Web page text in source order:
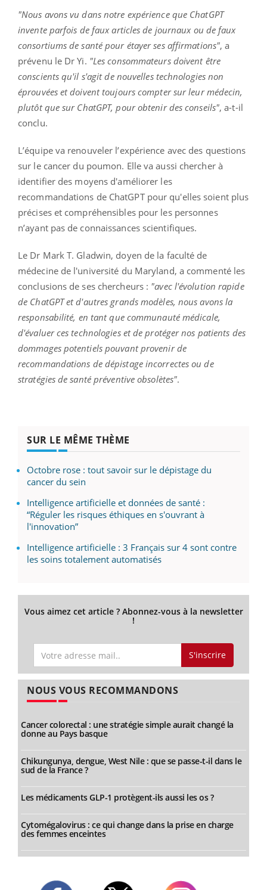
"Nous avons vu dans notre expérience que ChatGPT
invente parfois de faux articles de journaux ou de faux
consortiums de santé pour étayer ses affirmations", a
prévenu le Dr Yi. "Les consommateurs doivent être
conscients qu'il s'agit de nouvelles technologies non
éprouvées et doivent toujours compter sur leur médecin,
plutôt que sur ChatGPT, pour obtenir des conseils", a-t-il
conclu.
L’équipe va renouveler l’expérience avec des questions
sur le cancer du poumon. Elle va aussi chercher à
identifier des moyens d'améliorer les
recommandations de ChatGPT pour qu'elles soient plus
précises et compréhensibles pour les personnes
n’ayant pas de connaissances scientifiques.
Le Dr Mark T. Gladwin, doyen de la faculté de
médecine de l'université du Maryland, a commenté les
conclusions de ses chercheurs : "avec l'évolution rapide
de ChatGPT et d'autres grands modèles, nous avons la
responsabilité, en tant que communauté médicale,
d'évaluer ces technologies et de protéger nos patients des
dommages potentiels pouvant provenir de
recommandations de dépistage incorrectes ou de
stratégies de santé préventive obsolètes".
SUR LE MÊME THÈME
Octobre rose : tout savoir sur le dépistage du
cancer du sein
Intelligence artificielle et données de santé :
“Réguler les risques éthiques en s'ouvrant à
l'innovation”
Intelligence artificielle : 3 Français sur 4 sont contre
les soins totalement automatisés
Vous aimez cet article ? Abonnez-vous à la newsletter
!
S'inscrire
NOUS VOUS RECOMMANDONS
Cancer colorectal : une stratégie simple aurait changé la
donne au Pays basque
Chikungunya, dengue, West Nile : que se passe-t-il dans le
sud de la France ?
Les médicaments GLP-1 protègent-ils aussi les os ?
Cytomégalovirus : ce qui change dans la prise en charge
des femmes enceintes